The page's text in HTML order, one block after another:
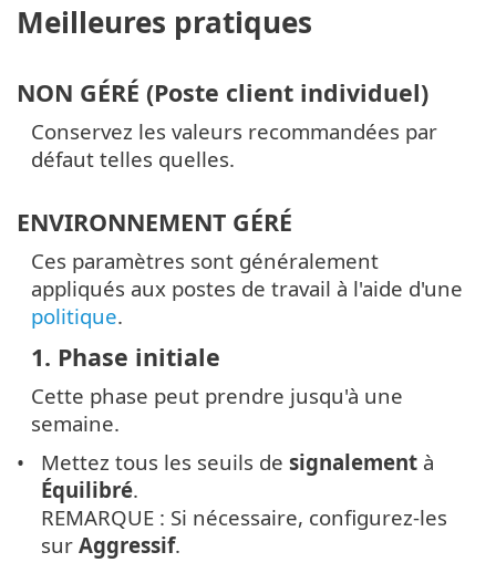
Meilleures pratiques
NON GÉRÉ (Poste client individuel)
Conservez les valeurs recommandées par
défaut telles quelles.
ENVIRONNEMENT GÉRÉ
Ces paramètres sont généralement
appliqués aux postes de travail à l'aide d'une
politique.
1. Phase initiale
Cette phase peut prendre jusqu'à une
semaine.
Mettez tous les seuils designalement à
Équilibré.
REMARQUE : Si nécessaire, configurez-les
surAggressif.